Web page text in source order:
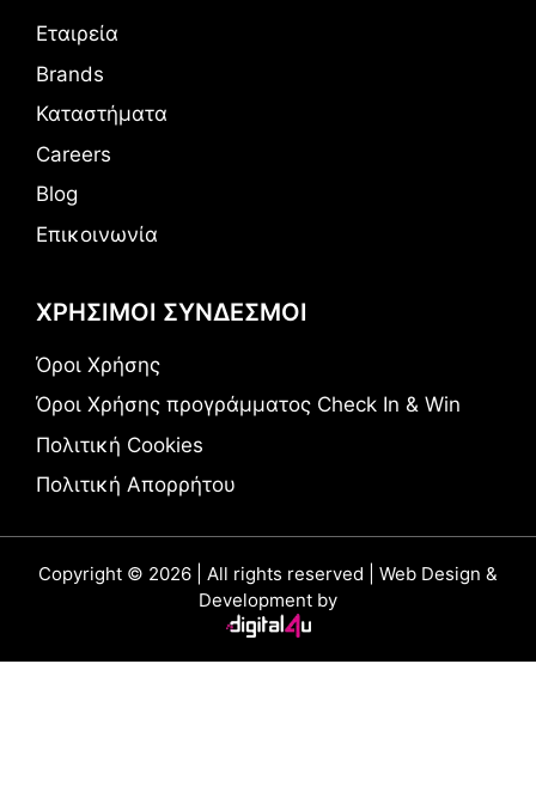
Εταιρεία
Brands
Καταστήματα
Careers
Blog
Επικοινωνία
ΧΡΗΣΙΜΟΙ ΣΥΝΔΕΣΜΟΙ
Όροι Χρήσης
Όροι Χρήσης προγράμματος Check In & Win
Πολιτική Cookies
Πολιτική Απορρήτου
Copyright © 2026 | All rights reserved | Web Design &
Development by